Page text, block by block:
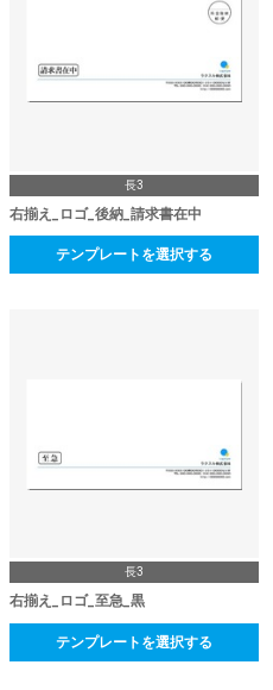
長3
右揃え_ロゴ_後納_請求書在中
テンプレートを選択する
長3
右揃え_ロゴ_至急_黒
テンプレートを選択する